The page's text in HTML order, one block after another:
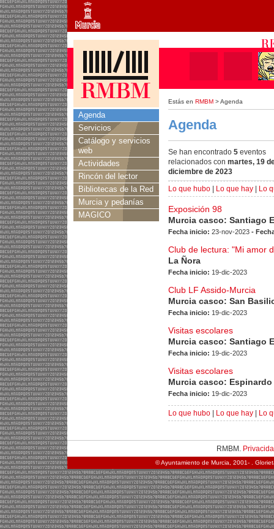
Estás en RMBM > Agenda
Agenda
Servicios
Catálogo y servicios
web
Actividades
Rincón del lector
Bibliotecas de la Red
Murcia y pedanías
MAGICO
Agenda
Se han encontrado 5 eventos
relacionados con martes, 19
diciembre de 2023
Lo que hubo
Lo que hay Lo
Exposición 98
Murcia casco: Santiago
Fecha inicio: 23-nov-2023 -
Club de lectura: "Mi amor
La Ñora
Fecha inicio: 19-dic-2023
Club LF Assido-Murcia
Murcia casco: San
Fecha inicio: 19-dic-2023
Visitas escolares
Murcia casco: Santiago
Fecha inicio: 19-dic-2023
Visitas escolares
Murcia casco: Espinardo
Fecha inicio: 19-dic-2023
Lo que hubo Lo que hay Lo
RMBM.
© Ayuntamiento de Murcia, 2001- .